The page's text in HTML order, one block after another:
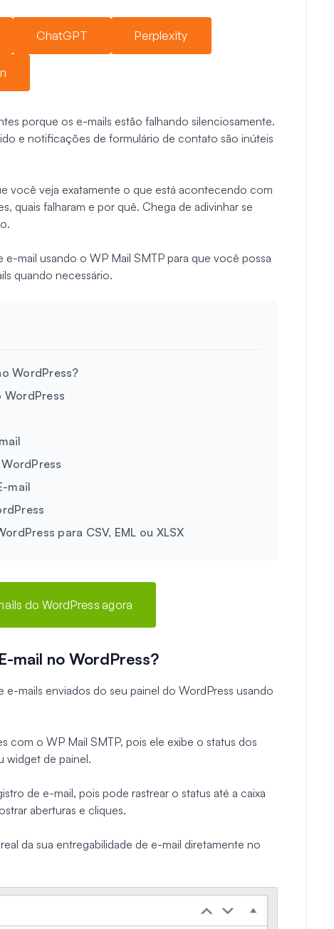
ChatGPT Perplexity
porque os e-mails estão falhando silenciosamente.
e notificações de formulário de contato são inúteis
você veja exatamente o que está acontecendo com
quais falharam e por quê. Chega de adivinhar se
mail usando o WP Mail SMTP para que você possa
quando necessário.
WordPress?
WordPress
mail
para CSV, EML ou XLSX
do WordPress agora
mail no WordPress?
mails enviados do seu painel do WordPress usando
com o WP Mail SMTP, pois ele exibe o status dos
widget de painel.
de e-mail, pois pode rastrear o status até a caixa
aberturas e cliques.
da sua entregabilidade de e-mail diretamente no